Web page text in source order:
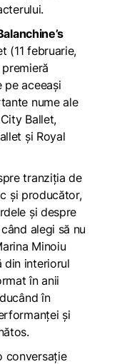
(11 februarie,
pe aceeași
nume ale
Ballet,
și Royal
tranziția de
și producător,
și despre
alegi să nu
Minoiu
din interiorul
în anii
în
și
conversație